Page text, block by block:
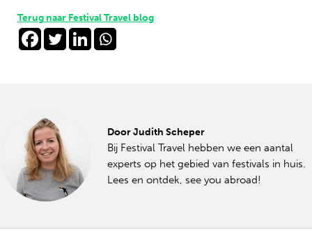
Terug naar Festival Travel blog
Door Judith Scheper
Bij Festival Travel hebben we een aantal
experts op het gebied van festivals in huis.
Lees en ontdek, see you abroad!